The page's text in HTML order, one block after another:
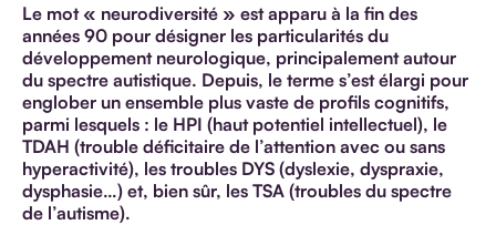
Le mot « neurodiversité » est apparu à la fin des
années 90 pour désigner les particularités du
développement neurologique, principalement autour
du spectre autistique. Depuis, le terme s’est élargi pour
englober un ensemble plus vaste de profils cognitifs,
parmi lesquels : le HPI (haut potentiel intellectuel), le
TDAH (trouble déficitaire de l’attention avec ou sans
hyperactivité), les troubles DYS (dyslexie, dyspraxie,
dysphasie…) et, bien sûr, les TSA (troubles du spectre
de l’autisme).